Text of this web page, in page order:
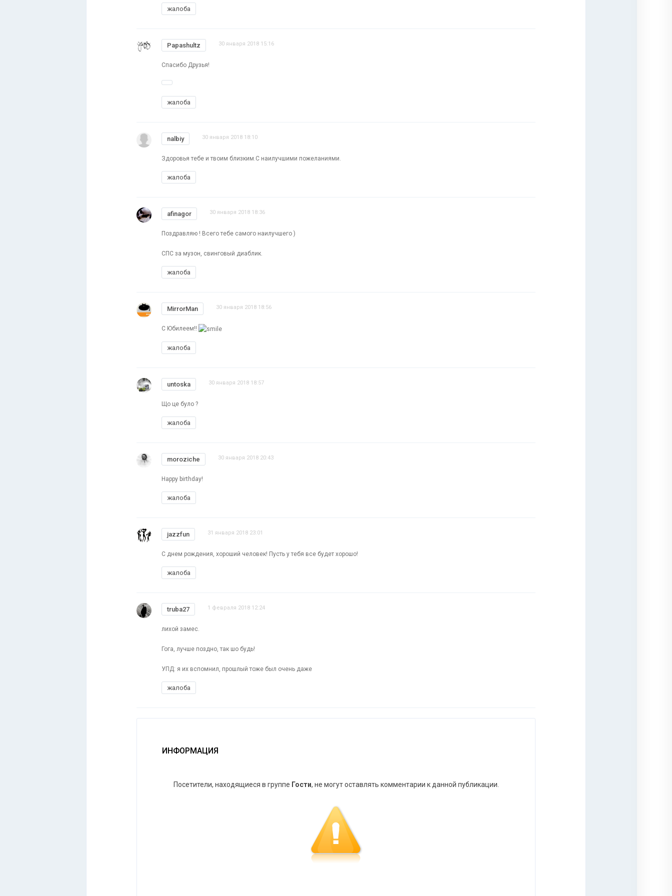
жалоба
Papashultz 30 января 2018 15:16
Спасибо Друзья!
жалоба
nalbiy 30 января 2018 18:10
Здоровья тебе и твоим близким.С наилучшими пожеланиями.
жалоба
afinagor 30 января 2018 18:36
Поздравляю ! Всего тебе самого наилучшего )
СПС за музон, свинговый диаблик.
жалоба
MirrorMan 30 января 2018 18:56
С Юбилеем!!
жалоба
untoska 30 января 2018 18:57
Що це було ?
жалоба
moroziche 30 января 2018 20:43
Happy birthday!
жалоба
jazzfun 31 января 2018 23:01
С днем рождения, хороший человек! Пусть у тебя все будет хорошо!
жалоба
truba27 1 февраля 2018 12:24
лихой замес.
Гога, лучше поздно, так шо будь!
УПД: я их вспомнил, прошлый тоже был очень даже
жалоба
ИНФОРМАЦИЯ
Посетители, находящиеся в группе Гости, не могут оставлять комментарии к данной публикации.